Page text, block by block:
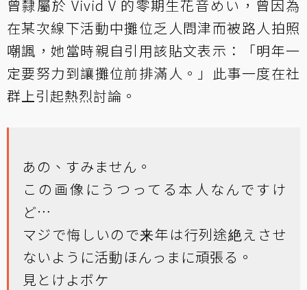
曾隸屬於 Vivid V 的零期生花音めい，曾因為
在某次線下活動中攤位乏人問津而被路人拍照
嘲諷，她當時親自引用該貼文表示：「明年一
定要努力到讓攤位前排滿人。」此事一度在社
群上引起熱烈討論。
あの、すみません。
この画像にうつってる本人なんですけ
ど…
マジで悔しいので来年は行列途絶えさせ
ないように活動ほんっまに頑張る。
見とけよボケ